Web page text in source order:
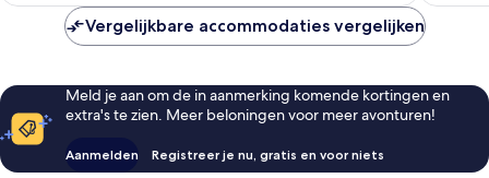
Vergelijkbare accommodaties vergelijken
Meld je aan om de in aanmerking komende kortingen en
extra's te zien. Meer beloningen voor meer avonturen!
Aanmelden Registreer je nu, gratis en voor niets